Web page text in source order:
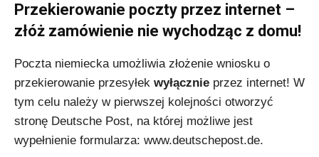
Przekierowanie poczty przez internet –
złóż zamówienie nie wychodząc z domu!
Poczta niemiecka umożliwia złożenie wniosku o
przekierowanie przesyłek wyłącznie przez internet! W
tym celu należy w pierwszej kolejności otworzyć
stronę Deutsche Post, na której możliwe jest
wypełnienie formularza: www.deutschepost.de.